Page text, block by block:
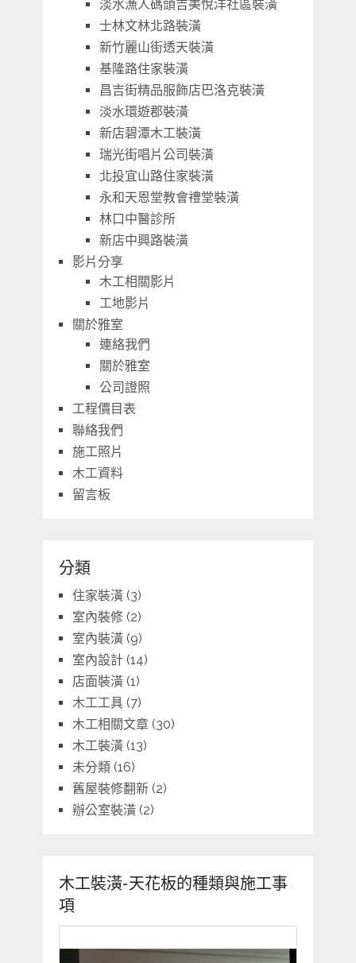
淡水漁人碼頭吉美悅洋社區裝潢
士林文林北路裝潢
新竹麗山街透天裝潢
基隆路住家裝潢
昌吉街精品服飾店巴洛克裝潢
淡水環遊郡裝潢
新店碧潭木工裝潢
瑞光街唱片公司裝潢
北投宜山路住家裝潢
永和天恩堂教會禮堂裝潢
林口中醫診所
新店中興路裝潢
影片分享
木工相關影片
工地影片
關於雅室
連絡我們
關於雅室
公司證照
工程價目表
聯絡我們
施工照片
木工資料
留言板
分類
住家裝潢(3)
室內裝修(2)
室內裝潢(9)
室內設計(14)
店面裝潢(1)
木工工具(7)
木工相關文章(30)
木工裝潢(13)
未分類 (16)
舊屋裝修翻新(2)
辦公室裝潢(2)
木工裝潢-天花板的種類與施工事
項